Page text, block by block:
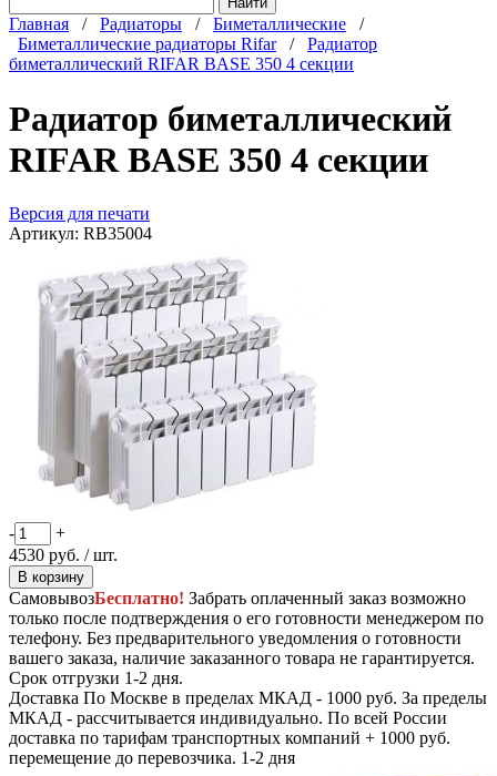
Главная / Радиаторы / Биметаллические /
Биметаллические радиаторы Rifar/ Радиатор
биметаллический RIFAR BASE 350 4 секции
Радиатор биметаллический
RIFAR BASE 350 4 секции
Версия для печати
Артикул: RB35004
-
+
4530 руб. / шт.
В корзину
СамовывозБесплатно! Забрать оплаченный заказ возможно
только после подтверждения о его готовности менеджером по
телефону. Без предварительного уведомления о готовности
вашего заказа, наличие заказанного товара не гарантируется.
Срок отгрузки 1-2 дня.
Доставка По Москве в пределах МКАД - 1000 руб. За пределы
МКАД - рассчитывается индивидуально. По всей России
доставка по тарифам транспортных компаний + 1000 руб.
перемещение до перевозчика. 1-2 дня